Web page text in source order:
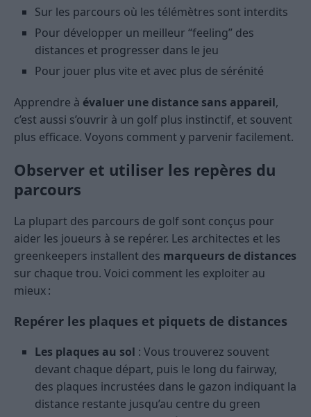
Sur les parcours où les télémètres sont interdits
Pour développer un meilleur “feeling” des
distances et progresser dans le jeu
Pour jouer plus vite et avec plus de sérénité
Apprendre à évaluer une distance sans appareil,
c’est aussi s’ouvrir à un golf plus instinctif, et souvent
plus efficace. Voyons comment y parvenir facilement.
Observer et utiliser les repères du
parcours
La plupart des parcours de golf sont conçus pour
aider les joueurs à se repérer. Les architectes et les
greenkeepers installent des marqueurs de distances
sur chaque trou. Voici comment les exploiter au
mieux :
Repérer les plaques et piquets de distances
Les plaques au sol : Vous trouverez souvent
devant chaque départ, puis le long du fairway,
des plaques incrustées dans le gazon indiquant la
distance restante jusqu’au centre du green